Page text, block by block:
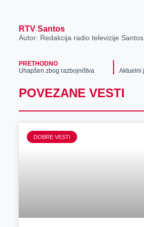
RTV Santos
Autor: Redakcija radio televizije Santos
PRETHODNO
Uhapšen zbog razbojništva
POVEZANE VESTI
DOBRE VESTI